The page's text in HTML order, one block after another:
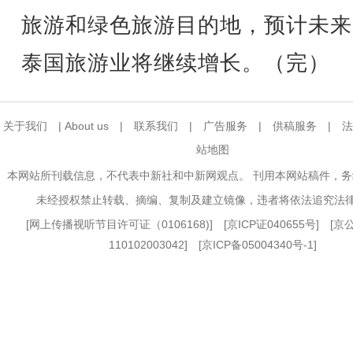
旅游和绿色旅游目的地，预计未
泰国旅游业将继续增长。（完）
关于我们 | About us | 联系我们 | 广告服务 | 供稿服务 |
站地图
本网站所刊载信息，不代表中新社和中新网观点。 刊用本网站稿件，
未经授权禁止转载、摘编、复制及建立镜像，违者将依法追究法
[网上传播视听节目许可证（0106168)] [京ICP证040655号] [京
110102003042] [京ICP备05004340号-1]